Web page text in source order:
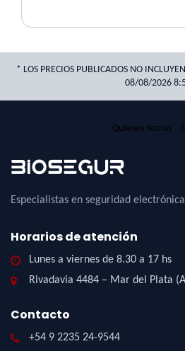
* LOS PRECIOS PUBLICADOS NO
08/08/2026
Quienes Somos
Especialistas en seguridad
Horarios de atención
Lunes a viernes de 8.30 a 17 hs
Rivadavia 4484 – Mar del Plata
Contacto
+54 9 2235 24-9544